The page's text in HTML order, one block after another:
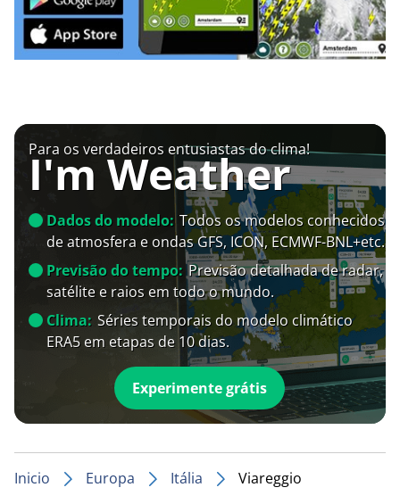
Para os verdadeiros entusiastas do clima!
I'm Weather
Dados do modelo: Todos os modelos conhecidos
de atmosfera e ondas GFS, ICON, ECMWF-BNL+etc.
Previsão do tempo: Previsão detalhada de radar,
satélite e raios em todo o mundo.
Clima: Séries temporais do modelo climático
ERA5 em etapas de 10 dias.
Experimente grátis
Inicio Europa Itália Viareggio